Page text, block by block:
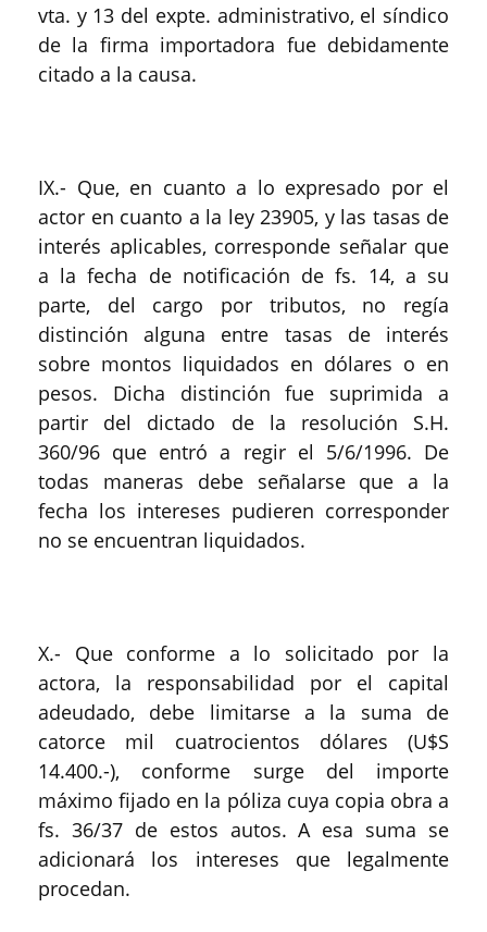
vta. y 13 del expte. administrativo, el síndico
de la firma importadora fue debidamente
citado a la causa.
IX.- Que, en cuanto a lo expresado por el
actor en cuanto a la ley 23905, y las tasas de
interés aplicables, corresponde señalar que
a la fecha de notificación de fs. 14, a su
parte, del cargo por tributos, no regía
distinción alguna entre tasas de interés
sobre montos liquidados en dólares o en
pesos. Dicha distinción fue suprimida a
partir del dictado de la resolución S.H.
360/96 que entró a regir el 5/6/1996. De
todas maneras debe señalarse que a la
fecha los intereses pudieren corresponder
no se encuentran liquidados.
X.- Que conforme a lo solicitado por la
actora, la responsabilidad por el capital
adeudado, debe limitarse a la suma de
catorce mil cuatrocientos dólares (U$S
14.400.-), conforme surge del importe
máximo fijado en la póliza cuya copia obra a
fs. 36/37 de estos autos. A esa suma se
adicionará los intereses que legalmente
procedan.